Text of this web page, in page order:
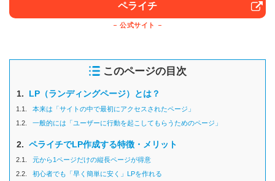
ペライチ
公式サイト
このページの目次
1. LP（ランディングページ）とは？
1.1.
本来は「サイトの中で最初にアクセスされたページ」
1.2.
一般的には「ユーザーに行動を起こしてもらうためのページ」
2. ペライチでLP作成する特徴・メリット
2.1.
元から1ページだけの縦長ページが得意
2.2.
初心者でも「早く簡単に安く」LPを作れる